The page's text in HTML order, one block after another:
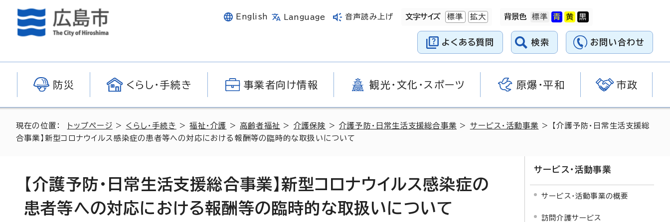
English Language 音声読み上げ 文字サイズ 標準 拡大 背景色
よくある質問 検索 お問い合わせ
防災 くらし・手続き 事業者向け情報 観光・文化・スポーツ 原爆・平和 市政
現在の位置： トップページ > くらし・手続き >福祉・介護 > 高齢者福祉 > 介護保険 >介護予防・日常生活支援総合事業 > サービス・活動事業 > 【介護予防・日常生活支援総
合事業】新型コロナウイルス感染症の患者等への対応における報酬等の臨時的な取扱いについて
【介護予防・日常生活支援総合事業】新型コロナウイルス感染症の
患者等への対応における報酬等の臨時的な取扱いについて
サービス・活動事業
サービス・活動事業の概要
訪問介護サービス